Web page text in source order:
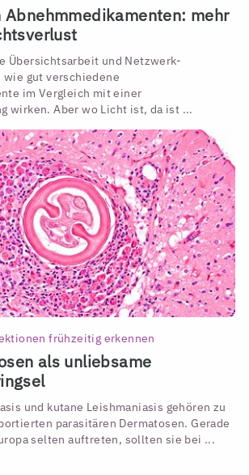
Abnehmmedikamenten: mehr
Übersichtsarbeit und Netzwerk-
wie gut verschiedene
im Vergleich mit einer
wirken. Aber wo Licht ist, da ist ...
frühzeitig erkennen
als unliebsame
und kutane Leishmaniasis gehören zu
parasitären Dermatosen. Gerade
selten auftreten, sollten sie bei ...